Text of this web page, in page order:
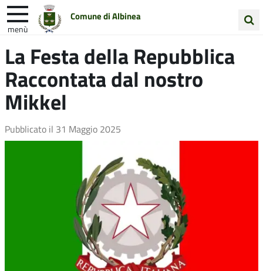
Comune di Albinea
menù
nel
sito
Entra in Comune Vivi Albinea
Unione Colline Matildiche
La Festa della Repubblica
Raccontata dal nostro
Mikkel
Pubblicato il 31 Maggio 2025